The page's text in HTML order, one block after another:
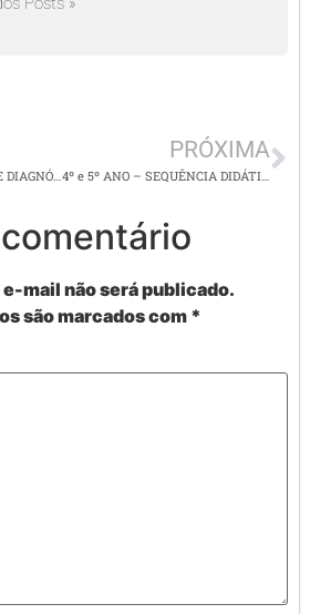
TESTES DE AVALIAÇÃO E DIAGNÓSTICO ( DIFICULDADES ESPECÍFICAS DE APRENDIZAGEM)
PRÓXIMA
4º e 5º ANO – SEQUÊNCIA DIDÁTICA: A BONEQUINHA PRETA
mail não será publicado.
são marcados com *